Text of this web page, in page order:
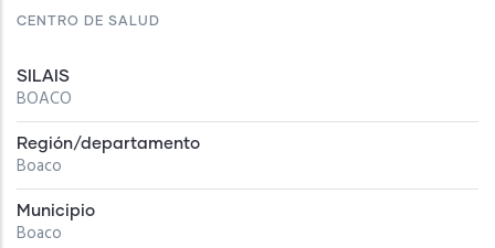
CENTRO DE SALUD
SILAIS
BOACO
Región/departamento
Boaco
Municipio
Boaco